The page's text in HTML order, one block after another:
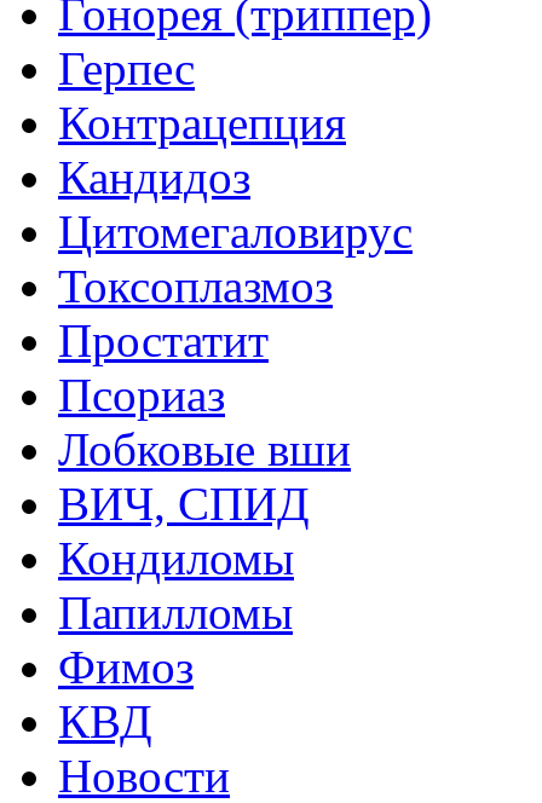
Гонорея (триппер)
Герпес
Контрацепция
Кандидоз
Цитомегаловирус
Токсоплазмоз
Простатит
Псориаз
Лобковые вши
ВИЧ, СПИД
Кондиломы
Папилломы
Фимоз
КВД
Новости